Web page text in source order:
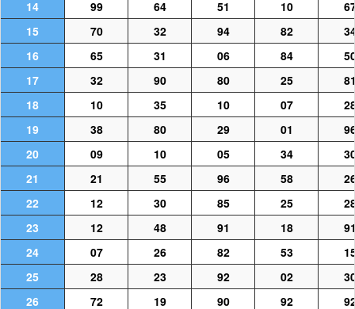
14 99 64 51 10
15
70 32 94 82
16
65 31 06 84
17
32 90 80 25
18
10 35 10 07
19
38 80 29 01
20
09 10 05 34
21
21 55 96 58
22
12 30 85 25
23
12 48 91 18
24
07 26 82 53
25
28 23 92 02
26
72 19 90 92